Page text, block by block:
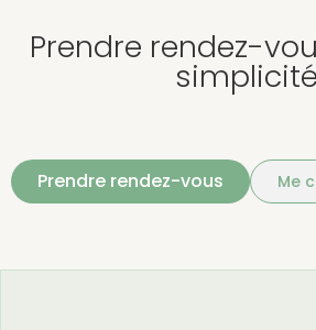
Prendre rendez-
simplicité
Prendre rendez-vous Me